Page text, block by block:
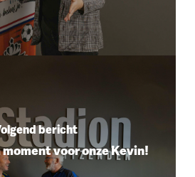
bericht
moment voor onze Kevin!